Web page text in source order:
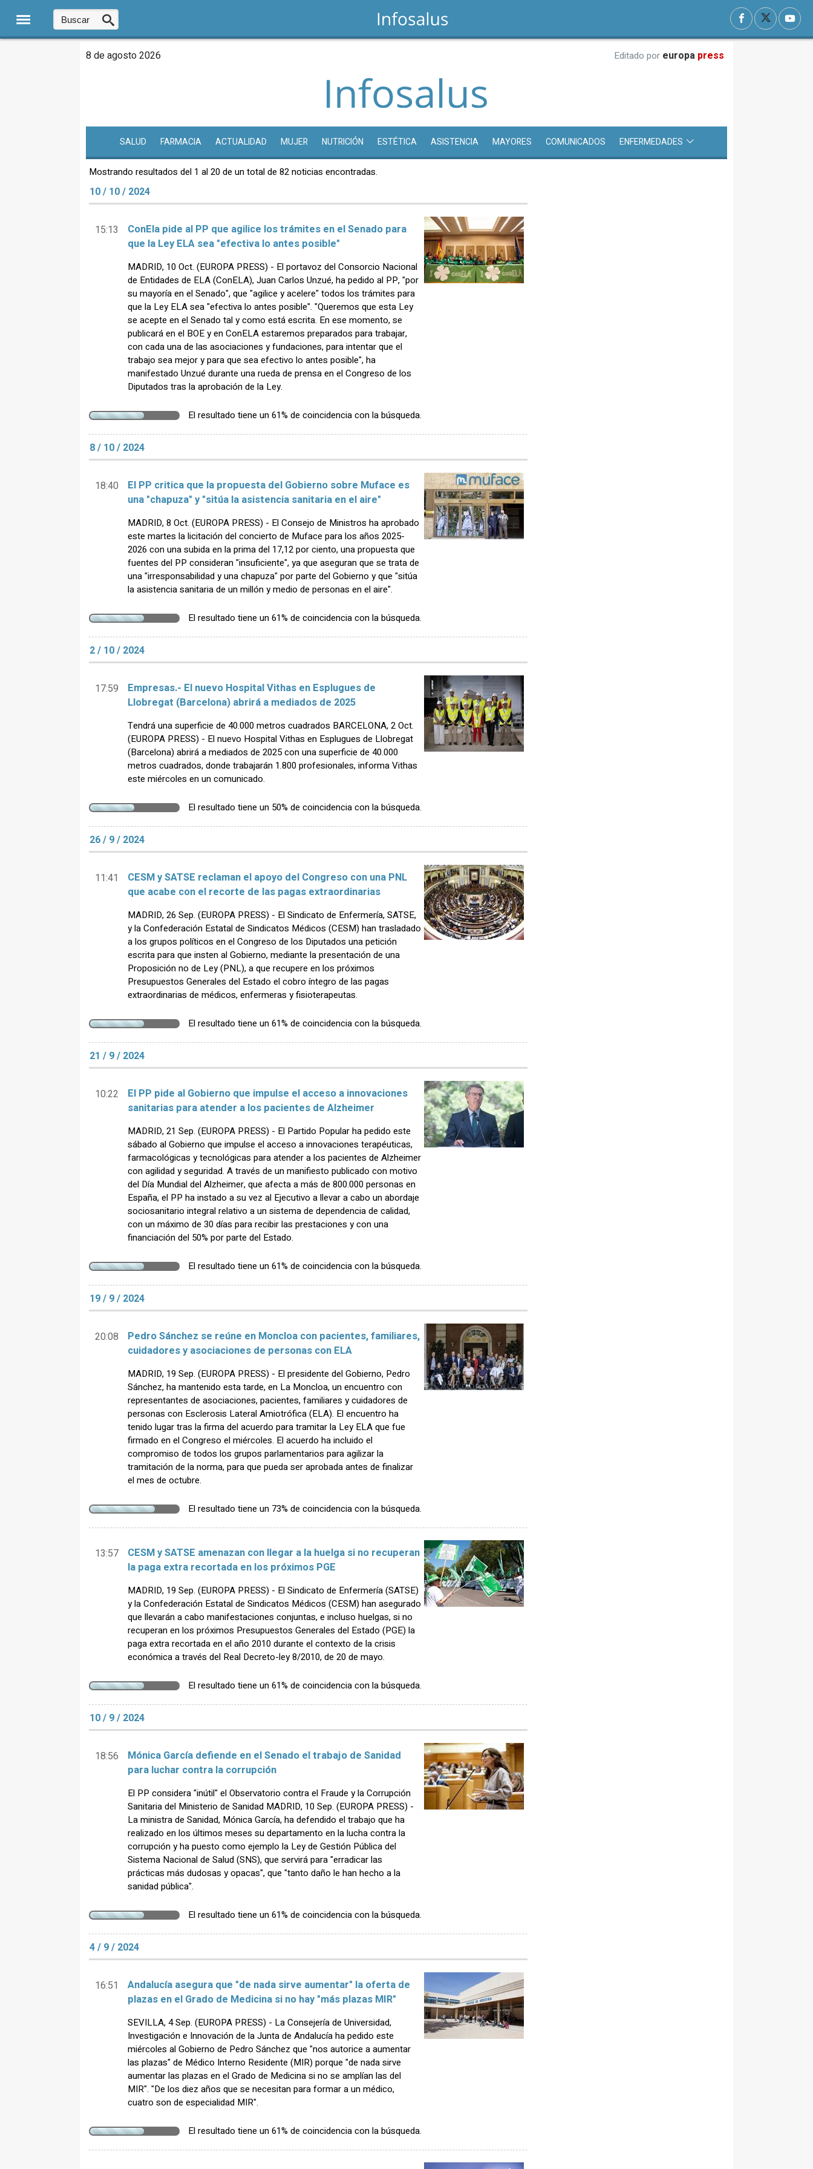
8 de agosto 2026 Editado por europa press
SALUD FARMACIA ACTUALIDAD MUJER NUTRICIÓN ESTÉTICA ASISTENCIA MAYORES COMUNICADOS ENFERMEDADES
Mostrando resultados del 1 al 20 de un total de 82 noticias encontradas.
10 / 10 / 2024
15:13
ConEla pide al PP que agilice los trámites en el Senado para
que la Ley ELA sea "efectiva lo antes posible"
MADRID, 10 Oct. (EUROPA PRESS) - El portavoz del Consorcio Nacional
de Entidades de ELA (ConELA), Juan Carlos Unzué, ha pedido al PP, "por
su mayoría en el Senado", que "agilice y acelere" todos los trámites para
que la Ley ELA sea "efectiva lo antes posible". "Queremos que esta Ley
se acepte en el Senado tal y como está escrita. En ese momento, se
publicará en el BOE y en ConELA estaremos preparados para trabajar,
con cada una de las asociaciones y fundaciones, para intentar que el
trabajo sea mejor y para que sea efectivo lo antes posible", ha
manifestado Unzué durante una rueda de prensa en el Congreso de los
Diputados tras la aprobación de la Ley.
El resultado tiene un 61% de coincidencia con la búsqueda.
8 / 10 / 2024
18:40
El PP critica que la propuesta del Gobierno sobre Muface es
una "chapuza" y "sitúa la asistencia sanitaria en el aire"
MADRID, 8 Oct. (EUROPA PRESS) - El Consejo de Ministros ha aprobado
este martes la licitación del concierto de Muface para los años 2025-
2026 con una subida en la prima del 17,12 por ciento, una propuesta que
fuentes del PP consideran "insuficiente", ya que aseguran que se trata de
una "irresponsabilidad y una chapuza" por parte del Gobierno y que "sitúa
la asistencia sanitaria de un millón y medio de personas en el aire".
El resultado tiene un 61% de coincidencia con la búsqueda.
2 / 10 / 2024
17:59
Empresas.- El nuevo Hospital Vithas en Esplugues de
Llobregat (Barcelona) abrirá a mediados de 2025
Tendrá una superficie de 40.000 metros cuadrados BARCELONA, 2 Oct.
(EUROPA PRESS) - El nuevo Hospital Vithas en Esplugues de Llobregat
(Barcelona) abrirá a mediados de 2025 con una superficie de 40.000
metros cuadrados, donde trabajarán 1.800 profesionales, informa Vithas
este miércoles en un comunicado.
El resultado tiene un 50% de coincidencia con la búsqueda.
26 / 9 / 2024
11:41
CESM y SATSE reclaman el apoyo del Congreso con una PNL
que acabe con el recorte de las pagas extraordinarias
MADRID, 26 Sep. (EUROPA PRESS) - El Sindicato de Enfermería, SATSE,
y la Confederación Estatal de Sindicatos Médicos (CESM) han trasladado
a los grupos políticos en el Congreso de los Diputados una petición
escrita para que insten al Gobierno, mediante la presentación de una
Proposición no de Ley (PNL), a que recupere en los próximos
Presupuestos Generales del Estado el cobro íntegro de las pagas
extraordinarias de médicos, enfermeras y fisioterapeutas.
El resultado tiene un 61% de coincidencia con la búsqueda.
21 / 9 / 2024
10:22
El PP pide al Gobierno que impulse el acceso a innovaciones
sanitarias para atender a los pacientes de Alzheimer
MADRID, 21 Sep. (EUROPA PRESS) - El Partido Popular ha pedido este
sábado al Gobierno que impulse el acceso a innovaciones terapéuticas,
farmacológicas y tecnológicas para atender a los pacientes de Alzheimer
con agilidad y seguridad. A través de un manifiesto publicado con motivo
del Día Mundial del Alzheimer, que afecta a más de 800.000 personas en
España, el PP ha instado a su vez al Ejecutivo a llevar a cabo un abordaje
sociosanitario integral relativo a un sistema de dependencia de calidad,
con un máximo de 30 días para recibir las prestaciones y con una
financiación del 50% por parte del Estado.
El resultado tiene un 61% de coincidencia con la búsqueda.
19 / 9 / 2024
20:08
Pedro Sánchez se reúne en Moncloa con pacientes, familiares,
cuidadores y asociaciones de personas con ELA
MADRID, 19 Sep. (EUROPA PRESS) - El presidente del Gobierno, Pedro
Sánchez, ha mantenido esta tarde, en La Moncloa, un encuentro con
representantes de asociaciones, pacientes, familiares y cuidadores de
personas con Esclerosis Lateral Amiotrófica (ELA). El encuentro ha
tenido lugar tras la firma del acuerdo para tramitar la Ley ELA que fue
firmado en el Congreso el miércoles. El acuerdo ha incluido el
compromiso de todos los grupos parlamentarios para agilizar la
tramitación de la norma, para que pueda ser aprobada antes de finalizar
el mes de octubre.
El resultado tiene un 73% de coincidencia con la búsqueda.
13:57
CESM y SATSE amenazan con llegar a la huelga si no recuperan
la paga extra recortada en los próximos PGE
MADRID, 19 Sep. (EUROPA PRESS) - El Sindicato de Enfermería (SATSE)
y la Confederación Estatal de Sindicatos Médicos (CESM) han asegurado
que llevarán a cabo manifestaciones conjuntas, e incluso huelgas, si no
recuperan en los próximos Presupuestos Generales del Estado (PGE) la
paga extra recortada en el año 2010 durante el contexto de la crisis
económica a través del Real Decreto-ley 8/2010, de 20 de mayo.
El resultado tiene un 61% de coincidencia con la búsqueda.
10 / 9 / 2024
18:56
Mónica García defiende en el Senado el trabajo de Sanidad
para luchar contra la corrupción
El PP considera "inútil" el Observatorio contra el Fraude y la Corrupción
Sanitaria del Ministerio de Sanidad MADRID, 10 Sep. (EUROPA PRESS) -
La ministra de Sanidad, Mónica García, ha defendido el trabajo que ha
realizado en los últimos meses su departamento en la lucha contra la
corrupción y ha puesto como ejemplo la Ley de Gestión Pública del
Sistema Nacional de Salud (SNS), que servirá para "erradicar las
prácticas más dudosas y opacas", que "tanto daño le han hecho a la
sanidad pública".
El resultado tiene un 61% de coincidencia con la búsqueda.
4 / 9 / 2024
16:51
Andalucía asegura que "de nada sirve aumentar" la oferta de
plazas en el Grado de Medicina si no hay "más plazas MIR"
SEVILLA, 4 Sep. (EUROPA PRESS) - La Consejería de Universidad,
Investigación e Innovación de la Junta de Andalucía ha pedido este
miércoles al Gobierno de Pedro Sánchez que "nos autorice a aumentar
las plazas" de Médico Interno Residente (MIR) porque "de nada sirve
aumentar las plazas en el Grado de Medicina si no se amplían las del
MIR". "De los diez años que se necesitan para formar a un médico,
cuatro son de especialidad MIR".
El resultado tiene un 61% de coincidencia con la búsqueda.